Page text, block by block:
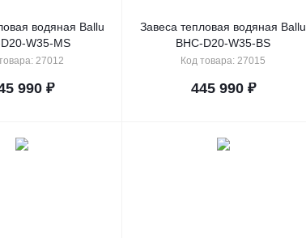
водяная Ballu
W35-MS
27012
990₽
Завеса тепловая водяная Ballu
BHC-D20-W35-BS
Код товара: 27015
445 990₽